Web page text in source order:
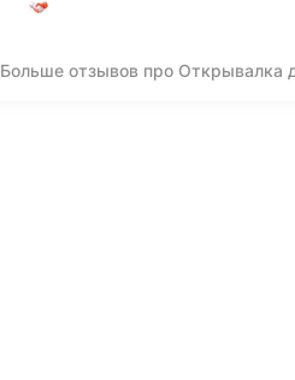
Больше отзывов про Открывалка